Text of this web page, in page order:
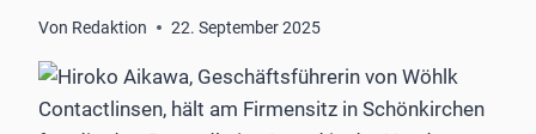
Von Redaktion 22. September 2025